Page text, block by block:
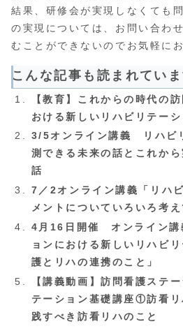
結果、研修会が実現しなくても
の実現については、お問い合わ
むことができないのでお気軽に
こんな記事も読まれてい
【教育】これからの時代の
おける新しいリハビリテー
3/5オンライン講義 リハビ
測できる未来の話とこれか
話
7／2オンライン講義「リハ
メントについていろいろ考え
4月16日開催 オンライン
ョンにおける新しいリハビ
護とリハの連携のこと」
【講義動画】訪問看護ステ
テーション基礎講座①訪看
践すべき訪看リハのこと